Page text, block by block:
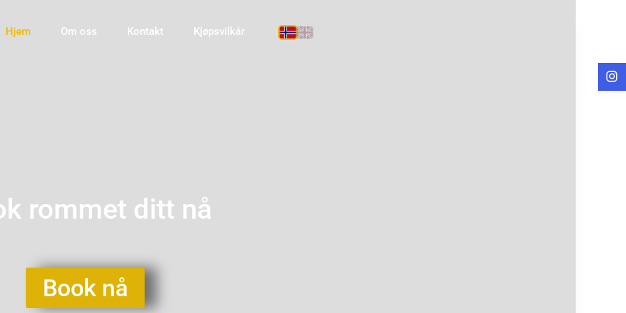
Hjem Om oss Kontakt Kjøpsvilkår
rommet ditt nå
Book nå